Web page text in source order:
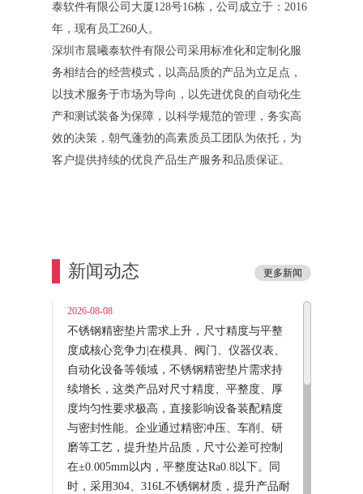
泰软件有限公司大厦128号16栋，公司成立于：2016
年，现有员工260人。
深圳市晨曦泰软件有限公司采用标准化和定制化服
务相结合的经营模式，以高品质的产品为立足点，
以技术服务于市场为导向，以先进优良的自动化生
产和测试装备为保障，以科学规范的管理，务实高
效的决策，朝气蓬勃的高素质员工团队为依托，为
客户提供持续的优良产品生产服务和品质保证。
新闻动态 更多新闻
2026-08-08
不锈钢精密垫片需求上升，尺寸精度与平整
度成核心竞争力|在模具、阀门、仪器仪表、
自动化设备等领域，不锈钢精密垫片需求持
续增长，这类产品对尺寸精度、平整度、厚
度均匀性要求极高，直接影响设备装配精度
与密封性能。企业通过精密冲压、车削、研
磨等工艺，提升垫片品质，尺寸公差可控制
在±0.005mm以内，平整度达Ra0.8以下。同
时，采用304、316L不锈钢材质，提升产品耐